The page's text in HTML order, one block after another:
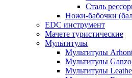
Сталь
Ножи-бабочки
EDC инструмент
Мачете туристические
Мультитулы
Мультитулы
Мультитулы
Мультитулы